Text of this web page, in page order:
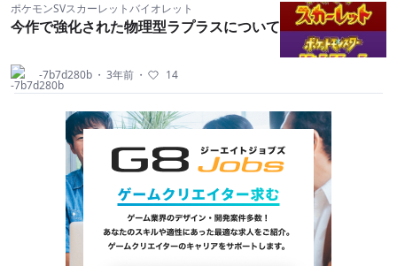
ポケモンSVスカーレットバイオレット
今作で強化された物理型ラプラスについて
-7b7d280b ・ 3年前 ・ 14